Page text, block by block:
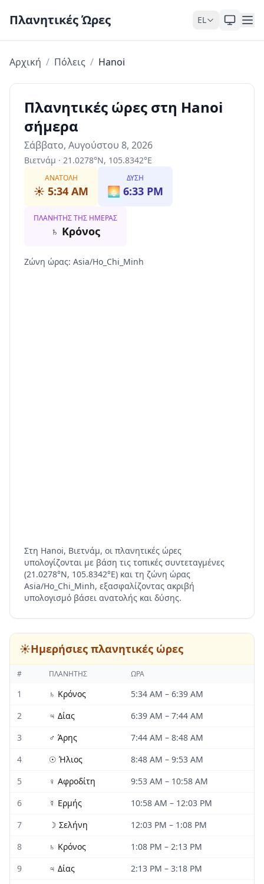
Πλανητικές Ώρες EL
Αρχική / Πόλεις / Hanoi
Πλανητικές ώρες στη Hanoi
σήμερα
Σάββατο, Αυγούστου 8, 2026
Βιετνάμ · 21.0278°N, 105.8342°E
ΑΝΑΤΟΛΉ
☀️ 5:34 AM
ΔΎΣΗ
🌅 6:33 PM
ΠΛΑΝΉΤΗΣ ΤΗΣ ΗΜΈΡΑΣ
♄ Κρόνος
Ζώνη ώρας: Asia/Ho_Chi_Minh
Στη Hanoi, Βιετνάμ, οι πλανητικές ώρες
υπολογίζονται με βάση τις τοπικές συντεταγμένες
(21.0278°N, 105.8342°E) και τη ζώνη ώρας
Asia/Ho_Chi_Minh, εξασφαλίζοντας ακριβή
υπολογισμό βάσει ανατολής και δύσης.
☀️Ημερήσιες πλανητικές ώρες
# ΠΛΑΝΉΤΗΣ ΏΡΑ
1 ♄ Κρόνος 5:34 AM – 6:39 AM
2
♃ Δίας 6:39 AM – 7:44 AM
3
♂ Άρης 7:44 AM – 8:48 AM
4
☉ Ήλιος 8:48 AM – 9:53 AM
5
♀ Αφροδίτη 9:53 AM – 10:58 AM
6
☿ Ερμής 10:58 AM – 12:03 PM
7
☽ Σελήνη 12:03 PM – 1:08 PM
8
♄ Κρόνος 1:08 PM – 2:13 PM
9
♃ Δίας 2:13 PM – 3:18 PM